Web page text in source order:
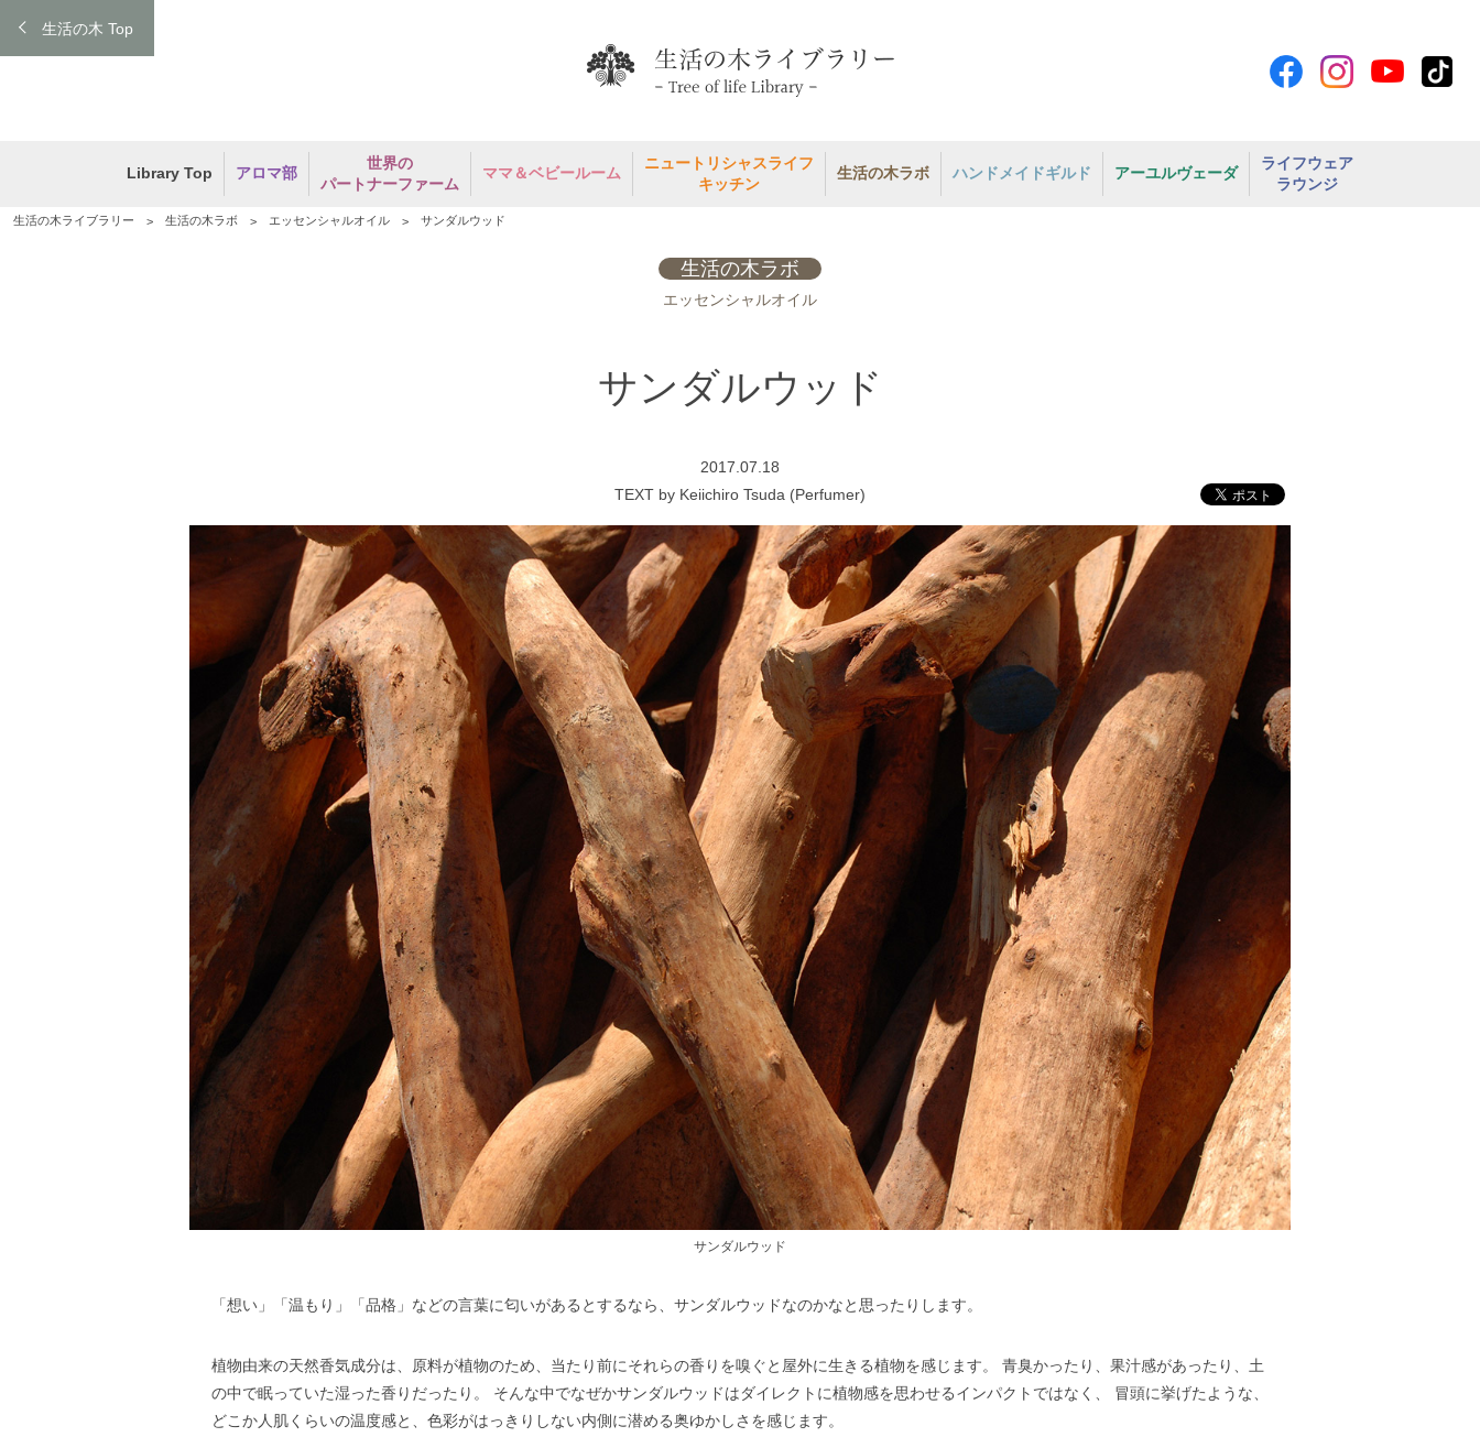
Library Top アロマ部
世界の
パートナーファーム
ママ＆ベビールーム
ニュートリシャスライフ
キッチン
生活の木ラボ ハンドメイドギルド アーユルヴェーダ
ライフウェア
ラウンジ
生活の木 Top
生活の木ライブラリー 生活の木ラボ エッセンシャルオイル サンダルウッド
生活の木ラボ
エッセンシャルオイル
サンダルウッド
2017.07.18
TEXT by Keiichiro Tsuda (Perfumer)
サンダルウッド
「想い」「温もり」「品格」などの言葉に匂いがあるとするなら、サンダルウッドなのかなと思ったりします。
植物由来の天然香気成分は、原料が植物のため、当たり前にそれらの香りを嗅ぐと屋外に生きる植物を感じます。 青臭かったり、果汁感があったり、土
の中で眠っていた湿った香りだったり。 そんな中でなぜかサンダルウッドはダイレクトに植物感を思わせるインパクトではなく、 冒頭に挙げたような、
どこか人肌くらいの温度感と、色彩がはっきりしない内側に潜める奥ゆかしさを感じます。